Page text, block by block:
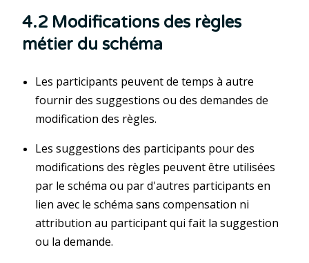
4.2 Modifications des règles
métier du schéma
Les participants peuvent de temps à autre
fournir des suggestions ou des demandes de
modification des règles.
Les suggestions des participants pour des
modifications des règles peuvent être utilisées
par le schéma ou par d'autres participants en
lien avec le schéma sans compensation ni
attribution au participant qui fait la suggestion
ou la demande.